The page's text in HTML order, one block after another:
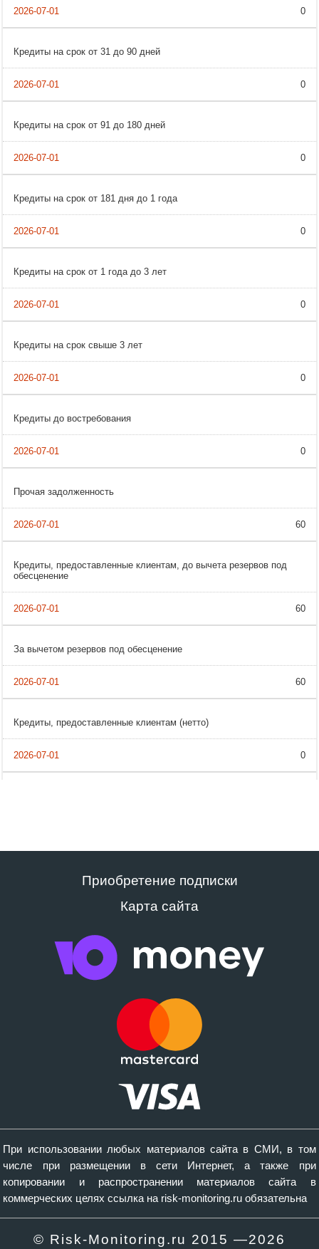
0
Кредиты на срок от 31 до 90 дней
0
Кредиты на срок от 91 до 180 дней
0
Кредиты на срок от 181 дня до 1 года
0
Кредиты на срок от 1 года до 3 лет
0
Кредиты на срок свыше 3 лет
0
Кредиты до востребования
0
Прочая задолженность
60
Кредиты, предоставленные клиентам, до вычета резервов под
обесценение
60
За вычетом резервов под обесценение
60
Кредиты, предоставленные клиентам (нетто)
0
Приобретение подписки
Карта сайта
При использовании любых материалов сайта в СМИ, в том
числе при размещении в сети Интернет, а также при
копировании и распространении материалов сайта в
коммерческих целях ссылка на risk-monitoring.ru обязательна
© Risk-Monitoring.ru 2015 —2026